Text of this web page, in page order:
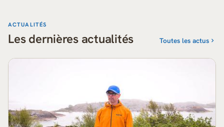
ACTUALITÉS
Les dernières actualités Toutes les actus